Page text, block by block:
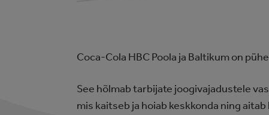
Coca-Cola HBC Poola ja Baltikum on
See hõlmab tarbijate joogivajadustele
mis kaitseb ja hoiab keskkonda ning